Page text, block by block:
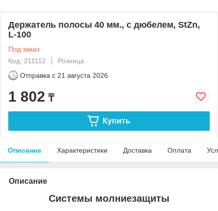
Держатель полосы 40 мм., с дюбелем, StZn,
L-100
Под заказ
Код: 211112
Розница
Отправка с 21 августа 2026
1 802 ₸
Купить
Описание Характеристики Доставка Оплата
Описание
Системы молниезащиты